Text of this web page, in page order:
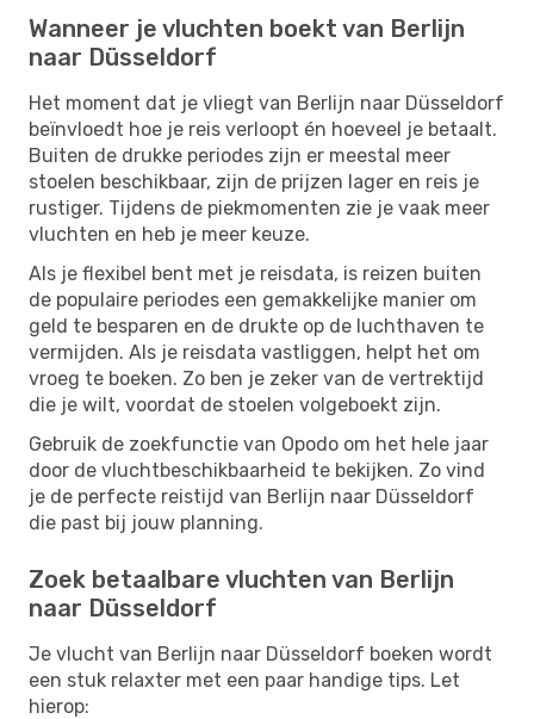
Wanneer je vluchten boekt van Berlijn
naar Düsseldorf
Het moment dat je vliegt van Berlijn naar Düsseldorf
beïnvloedt hoe je reis verloopt én hoeveel je betaalt.
Buiten de drukke periodes zijn er meestal meer
stoelen beschikbaar, zijn de prijzen lager en reis je
rustiger. Tijdens de piekmomenten zie je vaak meer
vluchten en heb je meer keuze.
Als je flexibel bent met je reisdata, is reizen buiten
de populaire periodes een gemakkelijke manier om
geld te besparen en de drukte op de luchthaven te
vermijden. Als je reisdata vastliggen, helpt het om
vroeg te boeken. Zo ben je zeker van de vertrektijd
die je wilt, voordat de stoelen volgeboekt zijn.
Gebruik de zoekfunctie van Opodo om het hele jaar
door de vluchtbeschikbaarheid te bekijken. Zo vind
je de perfecte reistijd van Berlijn naar Düsseldorf
die past bij jouw planning.
Zoek betaalbare vluchten van Berlijn
naar Düsseldorf
Je vlucht van Berlijn naar Düsseldorf boeken wordt
een stuk relaxter met een paar handige tips. Let
hierop: